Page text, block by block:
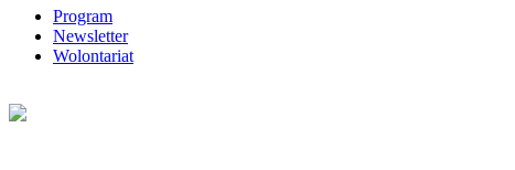
Program
Newsletter
Wolontariat